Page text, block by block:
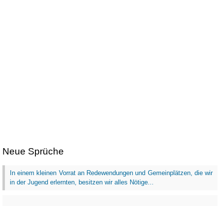
Neue Sprüche
In einem kleinen Vorrat an Redewendungen und Gemeinplätzen, die wir
in der Jugend erlernten, besitzen wir alles Nötige...